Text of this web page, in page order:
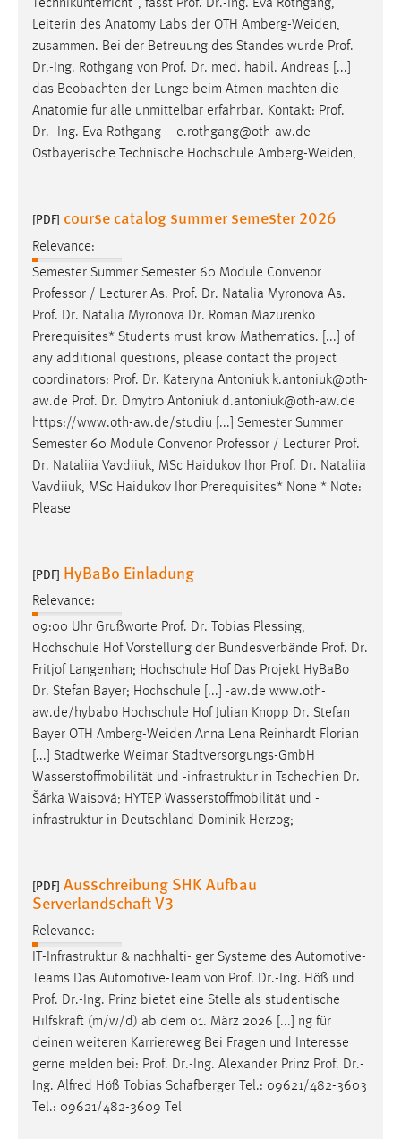
Technikunterricht“, fasst Prof. Dr.-Ing. Eva Rothgang,
Leiterin des Anatomy Labs der OTH Amberg-Weiden,
zusammen. Bei der Betreuung des Standes wurde Prof.
Dr.-Ing. Rothgang von Prof. Dr. med. habil. Andreas [...]
das Beobachten der Lunge beim Atmen machten die
Anatomie für alle unmittelbar erfahrbar. Kontakt: Prof.
Dr.- Ing. Eva Rothgang – e.rothgang@oth-aw.de
Ostbayerische Technische Hochschule Amberg-Weiden,
[PDF] course catalog summer semester 2026
Relevance:
Semester Summer Semester 60 Module Convenor
Professor / Lecturer As. Prof. Dr. Natalia Myronova As.
Prof. Dr. Natalia Myronova Dr. Roman Mazurenko
Prerequisites* Students must know Mathematics. [...] of
any additional questions, please contact the project
coordinators: Prof. Dr. Kateryna Antoniuk k.antoniuk@oth-
aw.de Prof. Dr. Dmytro Antoniuk d.antoniuk@oth-aw.de
https://www.oth-aw.de/studiu [...] Semester Summer
Semester 60 Module Convenor Professor / Lecturer Prof.
Dr. Nataliia Vavdiiuk, MSc Haidukov Ihor Prof. Dr. Nataliia
Vavdiiuk, MSc Haidukov Ihor Prerequisites* None * Note:
Please
[PDF] HyBaBo Einladung
Relevance:
09:00 Uhr Grußworte Prof. Dr. Tobias Plessing,
Hochschule Hof Vorstellung der Bundesverbände Prof. Dr.
Fritjof Langenhan; Hochschule Hof Das Projekt HyBaBo
Dr. Stefan Bayer; Hochschule [...] -aw.de www.oth-
aw.de/hybabo Hochschule Hof Julian Knopp Dr. Stefan
Bayer OTH Amberg-Weiden Anna Lena Reinhardt Florian
[...] Stadtwerke Weimar Stadtversorgungs-GmbH
Wasserstoffmobilität und -infrastruktur in Tschechien Dr.
Šárka Waisová; HYTEP Wasserstoffmobilität und -
infrastruktur in Deutschland Dominik Herzog;
[PDF] Ausschreibung SHK Aufbau
Serverlandschaft V3
Relevance:
IT-Infrastruktur & nachhalti- ger Systeme des Automotive-
Teams Das Automotive-Team von Prof. Dr.-Ing. Höß und
Prof. Dr.-Ing. Prinz bietet eine Stelle als studentische
Hilfskraft (m/w/d) ab dem 01. März 2026 [...] ng für
deinen weiteren Karriereweg Bei Fragen und Interesse
gerne melden bei: Prof. Dr.-Ing. Alexander Prinz Prof. Dr.-
Ing. Alfred Höß Tobias Schafberger Tel.: 09621/482-3603
Tel.: 09621/482-3609 Tel